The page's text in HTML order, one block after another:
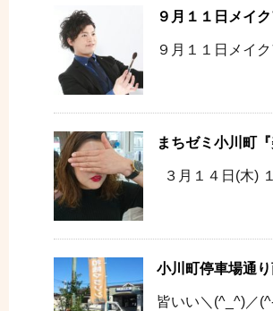
９月１１日メイ
９月１１日メイ
まちゼミ小川町
３月１４日(木)
小川町停車場通
皆いい＼(^_^)／